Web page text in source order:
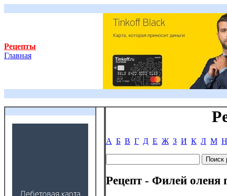
Рецепты
Главная
А Б В Г Д Е Ж З И К Л М Н
Рецепт - Филей оленя